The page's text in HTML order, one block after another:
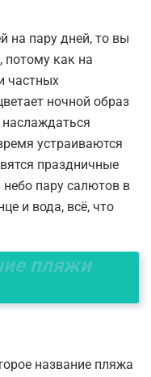
на пару дней, то вы
потому как на
частных
ночной образ
устраиваются
праздничные
пару салютов в
и вода, всё, что
пляжи
название пляжа